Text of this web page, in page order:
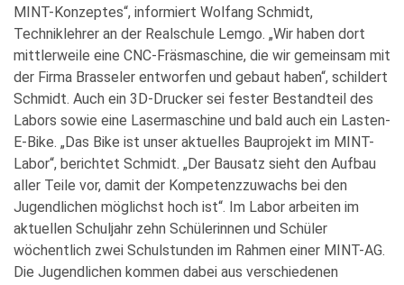
MINT-Konzeptes“, informiert Wolfang Schmidt,
Techniklehrer an der Realschule Lemgo. „Wir haben dort
mittlerweile eine CNC-Fräsmaschine, die wir gemeinsam mit
der Firma Brasseler entworfen und gebaut haben“, schildert
Schmidt. Auch ein 3D-Drucker sei fester Bestandteil des
Labors sowie eine Lasermaschine und bald auch ein Lasten-
E-Bike. „Das Bike ist unser aktuelles Bauprojekt im MINT-
Labor“, berichtet Schmidt. „Der Bausatz sieht den Aufbau
aller Teile vor, damit der Kompetenzzuwachs bei den
Jugendlichen möglichst hoch ist“. Im Labor arbeiten im
aktuellen Schuljahr zehn Schülerinnen und Schüler
wöchentlich zwei Schulstunden im Rahmen einer MINT-AG.
Die Jugendlichen kommen dabei aus verschiedenen